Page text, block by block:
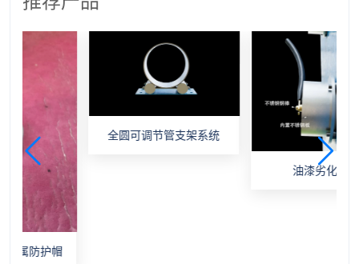
护帽
全圆可调节管支架系统
油漆劣化监测